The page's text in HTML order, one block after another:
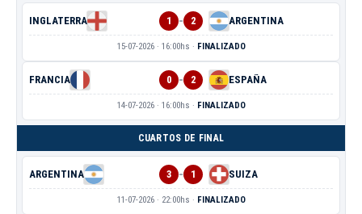
INGLATERRA 1 - 2 ARGENTINA
15-07-2026 · 16:00hs · FINALIZADO
FRANCIA 0 - 2 ESPAÑA
14-07-2026 · 16:00hs · FINALIZADO
CUARTOS DE FINAL
ARGENTINA 3 - 1 SUIZA
11-07-2026 · 22:00hs · FINALIZADO